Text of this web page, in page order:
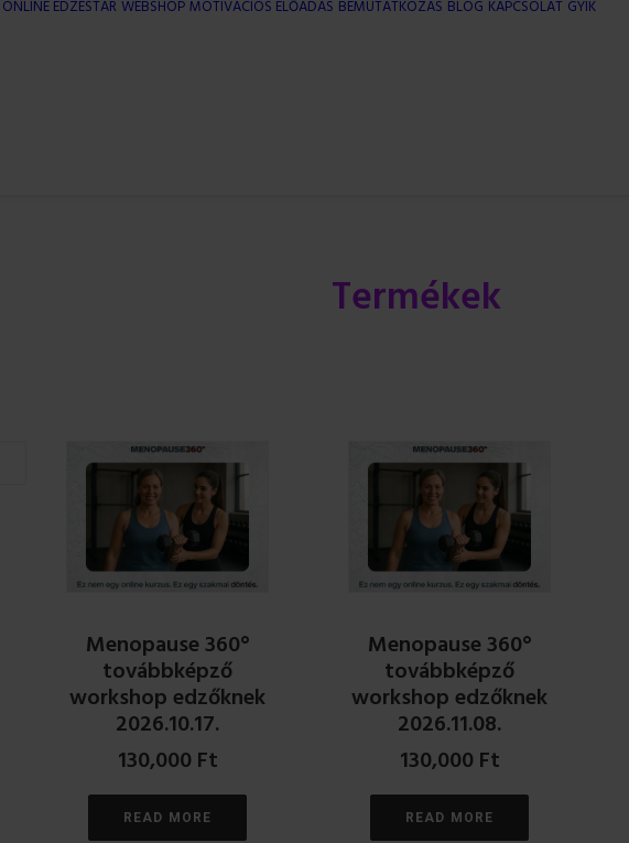
ONLINE EDZÉSTÁR WEBSHOPMOTIVÁCIÓS ELŐADÁS BEMUTATKOZÁS BLOG KAPCSOLAT GYIK
Termékek
Menopause 360°
továbbképző
workshop edzőknek
2026.10.17.
130,000Ft
READ MORE
Menopause 360°
továbbképző
workshop edzőknek
2026.11.08.
130,000Ft
READ MORE